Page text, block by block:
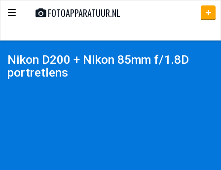
Toggle
FOTOAPPARATUUR.NL
Nikon D200 + Nikon 85mm f/1.8D
portretlens